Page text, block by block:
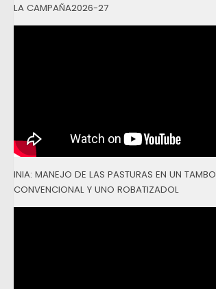
LA CAMPAÑA2026-27
INIA: MANEJO DE LAS PASTURAS EN UN TAMBO
CONVENCIONAL Y UNO ROBATIZADOL